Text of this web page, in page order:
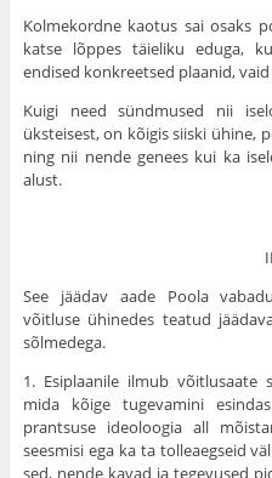
Kolmekordne kaotus sai osaks
katse lõppes täieliku eduga,
endised konkreetsed plaanid,
Kuigi need sündmused nii
üksteisest, on kõigis siiski ühine,
ning nii nende genees kui ka
alust.
See jäädav aade Poola
võitluse ühinedes teatud
sõlmedega.
1. Esiplaanile ilmub võitlusaate
mida kõige tugevamini
prantsuse ideoloogia all
seesmisi ega ka ta tolleaegseid
sed, nende kavad ja tegevused